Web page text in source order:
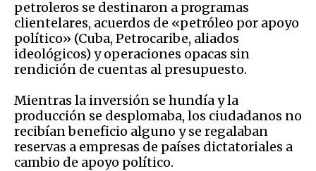
petroleros se destinaron a programas
clientelares, acuerdos de «petróleo por apoyo
político» (Cuba, Petrocaribe, aliados
ideológicos) y operaciones opacas sin
rendición de cuentas al presupuesto.
Mientras la inversión se hundía y la
producción se desplomaba, los ciudadanos no
recibían beneficio alguno y se regalaban
reservas a empresas de países dictatoriales a
cambio de apoyo político.